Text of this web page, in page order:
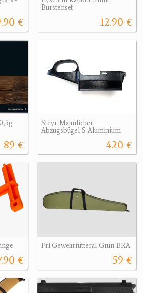
€
Bürstenset
12.90 €
89 €
Steyr Mannlicher
Abzugsbügel S Aluminium
420 €
€
Fri.Gewehrfutteral Grün BRA
59 €